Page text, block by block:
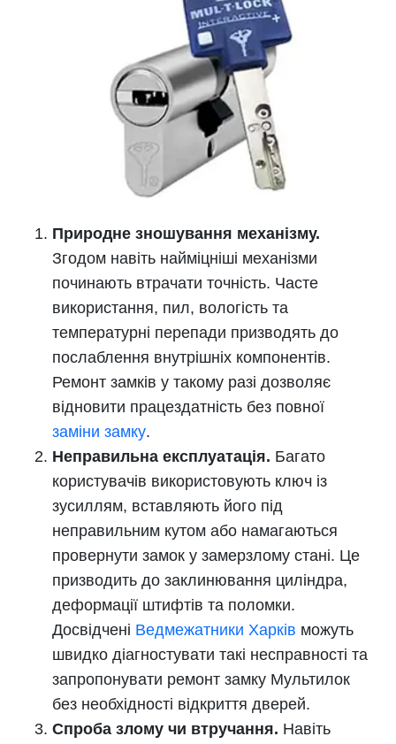
Природне зношування механізму.
Згодом навіть найміцніші механізми
починають втрачати точність. Часте
використання, пил, вологість та
температурні перепади призводять до
послаблення внутрішніх компонентів.
Ремонт замків у такому разі дозволяє
відновити працездатність без повної
заміни замку.
Неправильна експлуатація. Багато
користувачів використовують ключ із
зусиллям, вставляють його під
неправильним кутом або намагаються
провернути замок у замерзлому стані. Це
призводить до заклинювання циліндра,
деформації штифтів та поломки.
Досвідчені Ведмежатники Харків можуть
швидко діагностувати такі несправності та
запропонувати ремонт замку Мультилок
без необхідності відкриття дверей.
Спроба злому чи втручання. Навіть